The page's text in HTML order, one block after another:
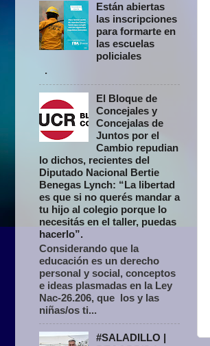
Están abiertas
las inscripciones
para formarte en
las escuelas
policiales
.
El Bloque de
Concejales y
Concejalas de
Juntos por el
Cambio repudian
lo dichos, recientes del
Diputado Nacional Bertie
Benegas Lynch: “La libertad
es que si no querés mandar a
tu hijo al colegio porque lo
necesitás en el taller, puedas
hacerlo”.
Considerando que la
educación es un derecho
personal y social, conceptos
e ideas plasmadas en la Ley
Nac-26.206, que los y las
niñas/os ti...
#SALADILLO |